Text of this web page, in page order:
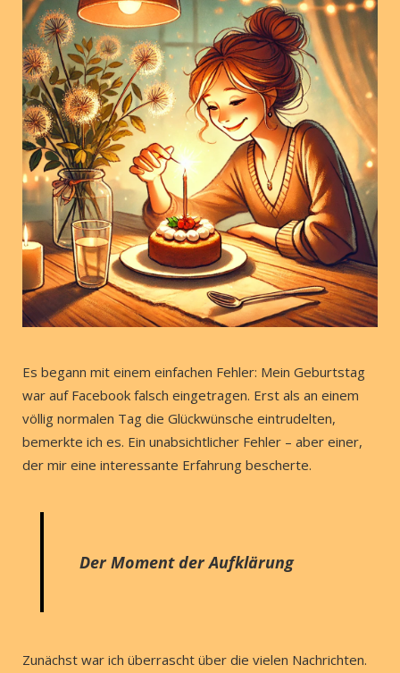
Es begann mit einem einfachen Fehler: Mein Geburtstag
war auf Facebook falsch eingetragen. Erst als an einem
völlig normalen Tag die Glückwünsche eintrudelten,
bemerkte ich es. Ein unabsichtlicher Fehler – aber einer,
der mir eine interessante Erfahrung bescherte.
Der Moment der Aufklärung
Zunächst war ich überrascht über die vielen Nachrichten.